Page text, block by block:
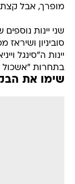
מופרך, אבל קצת
שני יינות
סוביניון
בתחרות "אשכול
שימו את